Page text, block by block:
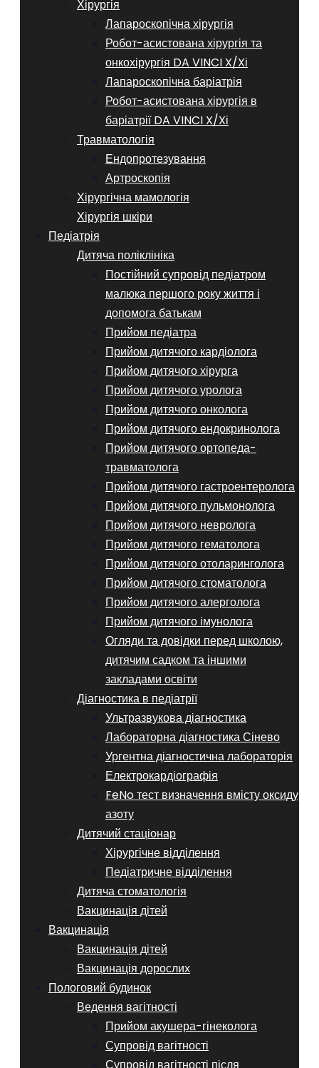
Хірургія
Лапароскопічна хірургія
Робот-асистована хірургія та
онкохірургія DA VINCI X/Xі
Лапароскопічна баріатрія
Робот-асистована хірургія в
баріатрії DA VINCI X/Xі
Травматологія
Ендопротезування
Артроскопія
Хірургічна мамологія
Хірургія шкіри
Педіатрія
Дитяча поліклініка
Постійний супровід педіатром
малюка першого року життя і
допомога батькам
Прийом педіатра
Прийом дитячого кардіолога
Прийом дитячого хірурга
Прийом дитячого уролога
Прийом дитячого онколога
Прийом дитячого ендокринолога
Прийом дитячого ортопеда-
травматолога
Прийом дитячого гастроентеролога
Прийом дитячого пульмонолога
Прийом дитячого невролога
Прийом дитячого гематолога
Прийом дитячого отоларинголога
Прийом дитячого стоматолога
Прийом дитячого алерголога
Прийом дитячого імунолога
Огляди та довідки перед школою,
дитячим садком та іншими
закладами освіти
Діагностика в педіатрії
Ультразвукова діагностика
Лабораторна діагностика Сінево
Ургентна діагностична лабораторія
Електрокардіографія
FeNo тест визначення вмісту оксиду
азоту
Дитячий стаціонар
Хірургічне відділення
Педіатричне відділення
Дитяча стоматологія
Вакцинація дітей
Вакцинація
Вакцинація дітей
Вакцинація дорослих
Пологовий будинок
Ведення вагітності
Прийом акушера-гінеколога
Супровід вагітності